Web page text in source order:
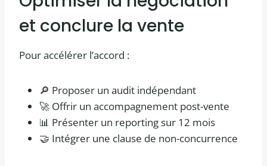
et conclure la vente
Pour accélérer l’accord :
🔎 Proposer un audit indépendant
🚀 Offrir un accompagnement post-vente
📊 Présenter un reporting sur 12 mois
🤝 Intégrer une clause de non-concurrence